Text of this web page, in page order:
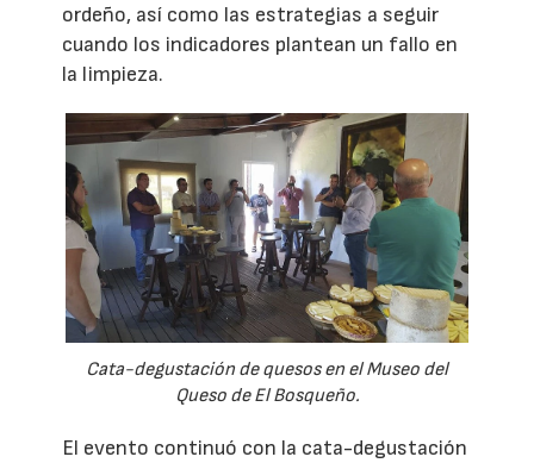
ordeño, así como las estrategias a seguir
cuando los indicadores plantean un fallo en
la limpieza.
Cata-degustación de quesos en el Museo del
Queso de El Bosqueño.
El evento continuó con la cata-degustación